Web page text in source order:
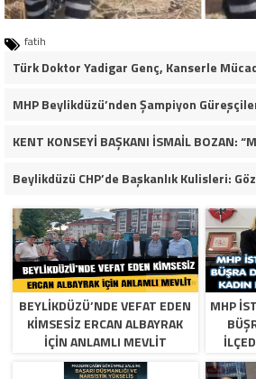
fatih
MHP Beylikdüzü’nden Şampiyon
BEYLIKDÜZÜ’NDE VEFAT EDEN
KIMSESIZ ERCAN ALBAYRAK
İÇIN ANLAMLI MEVLIT
MHP